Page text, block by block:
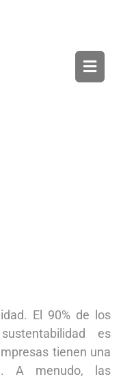
El 90% de los
es
tienen una
A menudo, las